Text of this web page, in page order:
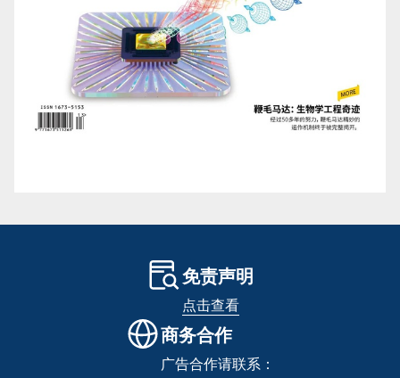
免责声明
点击查看
商务合作
广告合作请联系：